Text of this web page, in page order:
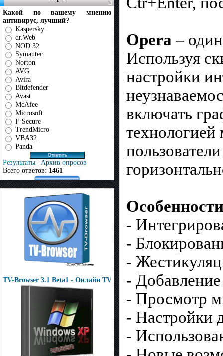
Какой по вашему мнению
антивирус, лучший?
Kaspersky
dr.Web
NOD 32
Symantec
Norton
AVG
Avira
Bitdefender
Avast
McAfee
Microsoft
F-Secure
TrendMicro
VBA32
Panda
Результаты | Архив опросов
Всего ответов: 1461
TV-Browser 3.1 Beta1 - Онлайн TV
Opera–
Используя
настройки
включать
технологией
-
-
-
-
- Просмотр
- Настройки
-